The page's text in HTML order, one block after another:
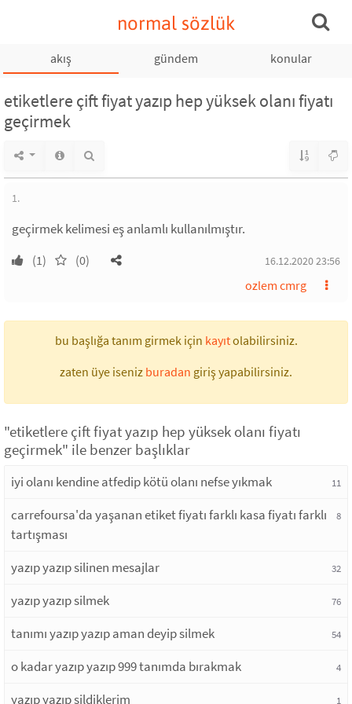
normal sözlük
akış gündem konular
etiketlere çift fiyat yazıp hep yüksek olanı fiyatı
geçirmek
1.
geçirmek kelimesi eş anlamlı kullanılmıştır.
(1) (0) 16.12.2020 23:56
ozlem cmrg
bu başlığa tanım girmek için kayıtolabilirsiniz.
zaten üye iseniz buradan giriş yapabilirsiniz.
"etiketlere çift fiyat yazıp hep yüksek olanı fiyatı
geçirmek" ile benzer başlıklar
iyi olanı kendine atfedip kötü olanı nefse yıkmak 11
carrefoursa'da yaşanan etiket fiyatı farklı kasa fiyatı farklı
tartışması
8
yazıp yazıp silinen mesajlar 32
yazıp yazıp silmek 76
tanımı yazıp yazıp aman deyip silmek 54
o kadar yazıp yazıp 999 tanımda bırakmak 4
yazıp yazıp sildiklerim 1